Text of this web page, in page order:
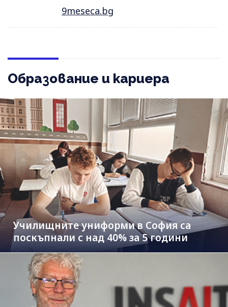
9meseca.bg
Образование и кариера
Училищните униформи в София са
поскъпнали с над 40% за 5 години